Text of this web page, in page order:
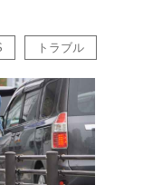
トラブル